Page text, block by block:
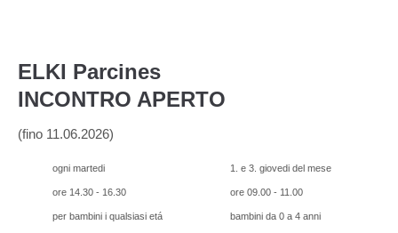
ELKI Parcines
INCONTRO APERTO
(fino 11.06.2026)
ogni martedi
ore 14.30 - 16.30
per bambini i qualsiasi etá
1. e 3. giovedi del mese
ore 09.00 - 11.00
bambini da 0 a 4 anni